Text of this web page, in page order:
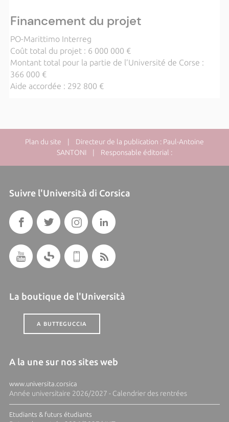
Financement du projet
PO-Marittimo Interreg
Coût total du projet : 6 000 000 €
Montant total pour la partie de l’Université de Corse :
366 000 €
Aide accordée : 292 800 €
Plan du site | Directeur de la publication : Paul-Antoine
SANTONI | Responsable éditorial :
Suivre l'Università di Corsica
La boutique de l'Università
A BUTTEGUCCIA
A la une sur nos sites web
www.universita.corsica
Année universitaire 2026/2027 - Calendrier des rentrées
Etudiants & futurs étudiants